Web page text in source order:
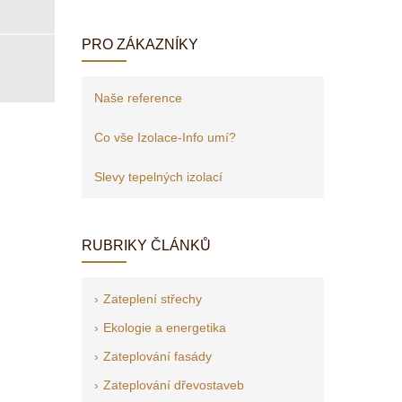
PRO ZÁKAZNÍKY
Naše reference
Co vše Izolace-Info umí?
Slevy tepelných izolací
RUBRIKY ČLÁNKŮ
Zateplení střechy
Ekologie a energetika
Zateplování fasády
Zateplování dřevostaveb